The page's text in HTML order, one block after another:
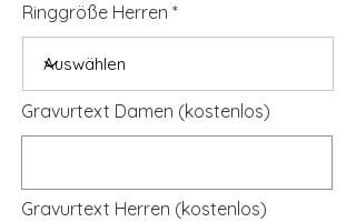
Ringgröße Herren
Gravurtext Damen (kostenlos)
Gravurtext Herren (kostenlos)